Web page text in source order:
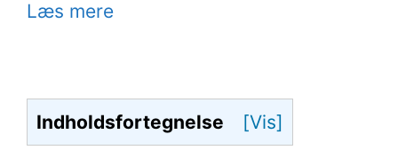
Læs mere
Indholdsfortegnelse [Vis]